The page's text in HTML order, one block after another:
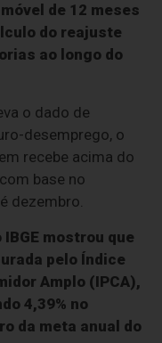
de 12 meses
do reajuste
ao longo do
o dado de
desemprego, o
recebe acima do
base no
dezembro.
mostrou que
pelo Índice
Amplo (IPCA),
4,39% no
da meta anual do